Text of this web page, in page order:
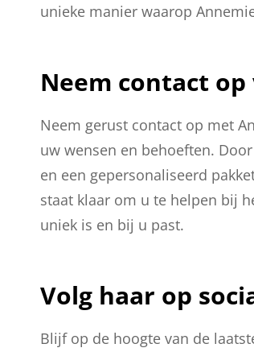
unieke manier waarop
Neem contact
Neem gerust contact op met
uw wensen en behoeften.
en een gepersonaliseerd
staat klaar om u te helpen bij
uniek is en bij u past.
Volg haar op
Blijf op de hoogte van de